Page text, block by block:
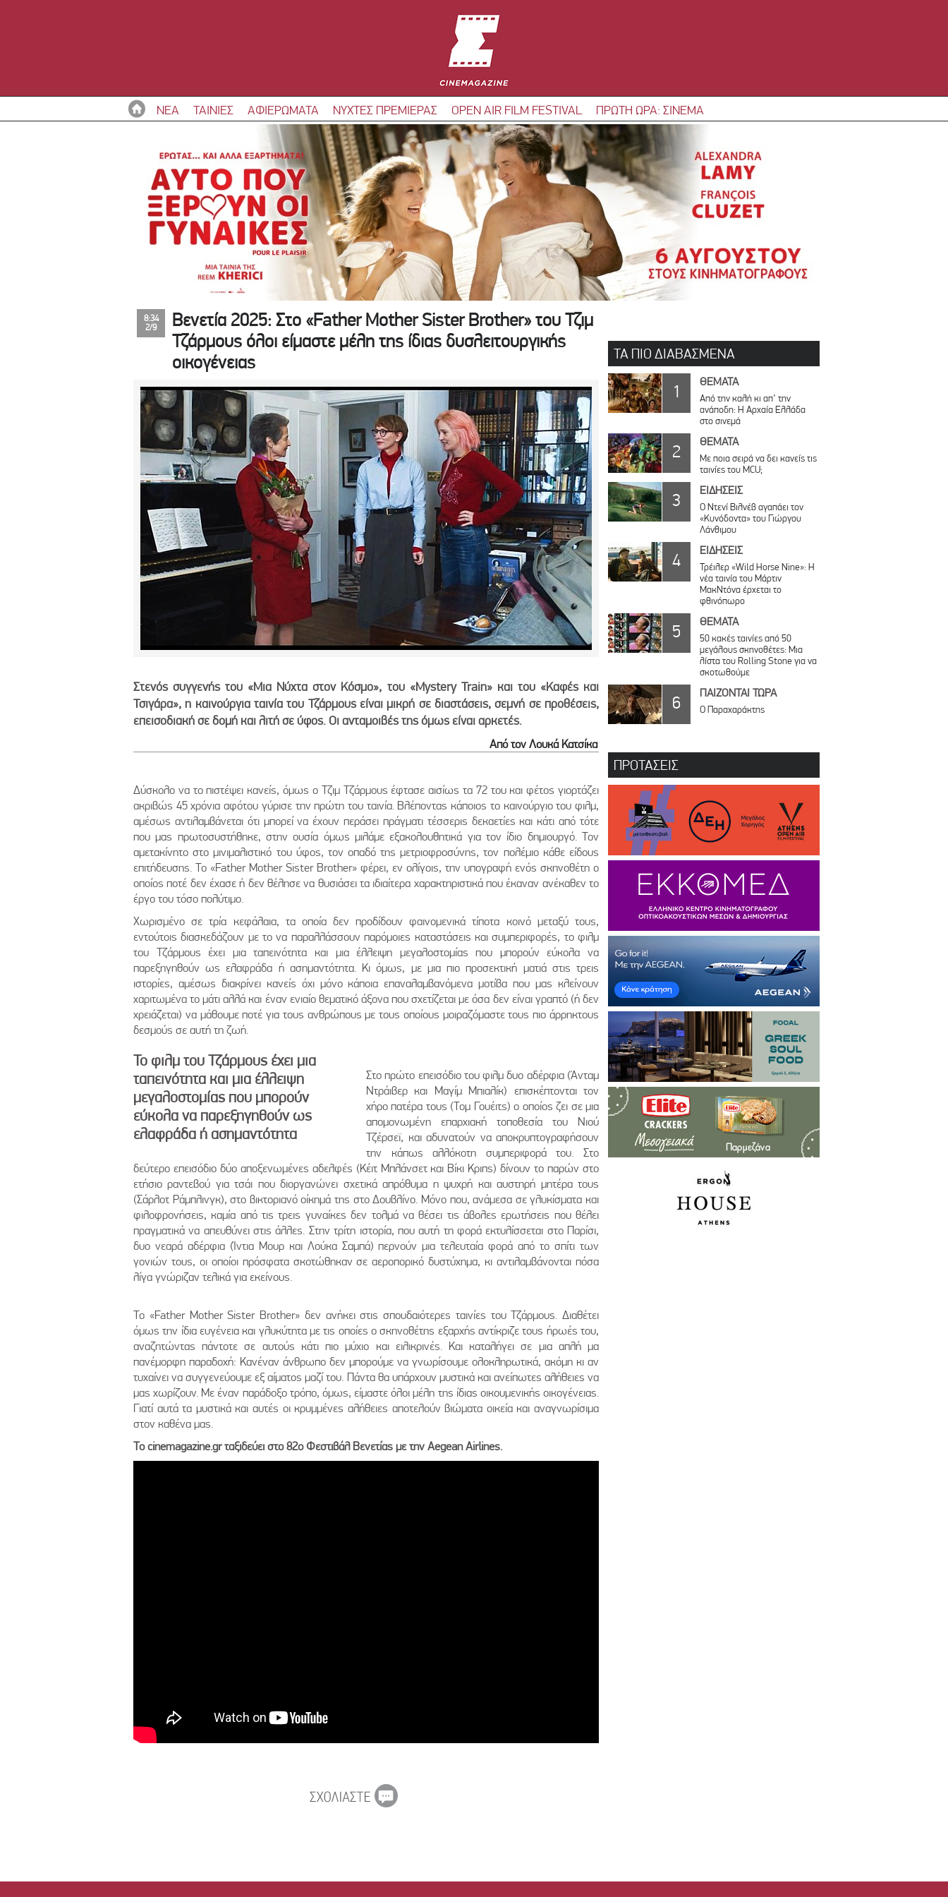
ΝΕΑ ΤΑΙΝΙΕΣ ΑΦΙΕΡΩΜΑΤΑ ΝΥΧΤΕΣ ΠΡΕΜΙΕΡΑΣ OPEN AIR FILM FESTIVAL ΠΡΩΤΗ ΩΡΑ: ΣΙΝΕΜΑ
8:34
2/9
Βενετία 2025: Στο «Father Mother Sister Brother» του Τζιμ
Τζάρμους όλοι είμαστε μέλη της ίδιας δυσλειτουργικής
οικογένειας
Στενός συγγενής του «Μια Νύχτα στον Κόσμο», του «Mystery Train» και του «Καφές και
Τσιγάρα», η καινούργια ταινία του Τζάρμους είναι μικρή σε διαστάσεις, σεμνή σε προθέσεις,
επεισοδιακή σε δομή και λιτή σε ύφος. Οι ανταμοιβές της όμως είναι αρκετές.
Από τον Λουκά Κατσίκα
Δύσκολο να το πιστέψει κανείς, όμως ο Τζιμ Τζάρμους έφτασε αισίως τα 72 του και φέτος γιορτάζει
ακριβώς 45 χρόνια αφότου γύρισε την πρώτη του ταινία. Βλέποντας κάποιος το καινούργιο του φιλμ,
αμέσως αντιλαμβάνεται ότι μπορεί να έχουν περάσει πράγματι τέσσερις δεκαετίες και κάτι από τότε
που μας πρωτοσυστήθηκε, στην ουσία όμως μιλάμε εξακολουθητικά για τον ίδιο δημιουργό. Τον
αμετακίνητο στο μινιμαλιστικό του ύφος, τον οπαδό της μετριοφροσύνης, τον πολέμιο κάθε είδους
επιτήδευσης. Το «Father Mother Sister Brother» φέρει, εν ολίγοις, την υπογραφή ενός σκηνοθέτη ο
οποίος ποτέ δεν έχασε ή δεν θέλησε να θυσιάσει τα ιδιαίτερα χαρακτηριστικά που έκαναν ανέκαθεν το
έργο του τόσο πολύτιμο.
Χωρισμένο σε τρία κεφάλαια, τα οποία δεν προδίδουν φαινομενικά τίποτα κοινό μεταξύ τους,
εντούτοις διασκεδάζουν με το να παραλλάσσουν παρόμοιες καταστάσεις και συμπεριφορές, το φιλμ
του Τζάρμους έχει μια ταπεινότητα και μια έλλειψη μεγαλοστομίας που μπορούν εύκολα να
παρεξηγηθούν ως ελαφράδα ή ασημαντότητα. Κι όμως, με μια πιο προσεκτική ματιά στις τρεις
ιστορίες, αμέσως διακρίνει κανείς όχι μόνο κάποια επαναλαμβανόμενα μοτίβα που μας κλείνουν
χαριτωμένα το μάτι αλλά και έναν ενιαίο θεματικό άξονα που σχετίζεται με όσα δεν είναι γραπτό (ή δεν
χρειάζεται) να μάθουμε ποτέ για τους ανθρώπους με τους οποίους μοιραζόμαστε τους πιο άρρηκτους
δεσμούς σε αυτή τη ζωή.
Το φιλμ του Τζάρμους έχει μια
ταπεινότητα και μια έλλειψη
μεγαλοστομίας που μπορούν
εύκολα να παρεξηγηθούν ως
ελαφράδα ή ασημαντότητα
Στο πρώτο επεισόδιο του φιλμ δυο αδέρφια (Άνταμ
Ντράιβερ και Μαγίμ Μπιαλίκ) επισκέπτονται τον
χήρο πατέρα τους (Τομ Γουέιτς) ο οποίος ζει σε μια
απομονωμένη επαρχιακή τοποθεσία του Νιού
Τζέρσεϊ, και αδυνατούν να αποκρυπτογραφήσουν
την κάπως αλλόκοτη συμπεριφορά του. Στο
δεύτερο επεισόδιο δύο αποξενωμένες αδελφές (Κέιτ Μπλάνσετ και Βίκι Κριπς) δίνουν το παρών στο
ετήσιο ραντεβού για τσάι που διοργανώνει σχετικά απρόθυμα η ψυχρή και αυστηρή μητέρα τους
(Σάρλοτ Ράμπλινγκ), στο βικτοριανό οίκημά της στο Δουβλίνο. Μόνο που, ανάμεσα σε γλυκίσματα και
φιλοφρονήσεις, καμία από τις τρεις γυναίκες δεν τολμά να θέσει τις άβολες ερωτήσεις που θέλει
πραγματικά να απευθύνει στις άλλες. Στην τρίτη ιστορία, που αυτή τη φορά εκτυλίσσεται στο Παρίσι,
δυο νεαρά αδέρφια (Ίντια Μουρ και Λούκα Σαμπά) περνούν μια τελευταία φορά από το σπίτι των
γονιών τους, οι οποίοι πρόσφατα σκοτώθηκαν σε αεροπορικό δυστύχημα, κι αντιλαμβάνονται πόσα
λίγα γνώριζαν τελικά για εκείνους.
Το «Father Mother Sister Brother» δεν ανήκει στις σπουδαιότερες ταινίες του Τζάρμους. Διαθέτει
όμως την ίδια ευγένεια και γλυκύτητα με τις οποίες ο σκηνοθέτης εξαρχής αντίκριζε τους ήρωές του,
αναζητώντας πάντοτε σε αυτούς κάτι πιο μύχιο και ειλικρινές. Και καταλήγει σε μια απλή μα
πανέμορφη παραδοχή: Κανέναν άνθρωπο δεν μπορούμε να γνωρίσουμε ολοκληρωτικά, ακόμη κι αν
τυχαίνει να συγγενεύουμε εξ αίματος μαζί του. Πάντα θα υπάρχουν μυστικά και ανείπωτες αλήθειες να
μας χωρίζουν. Με έναν παράδοξο τρόπο, όμως, είμαστε όλοι μέλη της ίδιας οικουμενικής οικογένειας.
Γιατί αυτά τα μυστικά και αυτές οι κρυμμένες αλήθειες αποτελούν βιώματα οικεία και αναγνωρίσιμα
στον καθένα μας.
Το cinemagazine.gr ταξιδεύει στο 82ο Φεστιβάλ Βενετίας με την Aegean Airlines.
ΤΑ ΠΙΟ ΔΙΑΒΑΣΜΕΝΑ
1 ΘΕΜΑΤΑ
Από την καλή κι απ’ την
ανάποδη: Η Αρχαία Ελλάδα
στο σινεμά
2 ΘΕΜΑΤΑ
Με ποια σειρά να δει κανείς τις
ταινίες του MCU;
3 ΕΙΔΗΣΕΙΣ
Ο Ντενί Βιλνέβ αγαπάει τον
«Κυνόδοντα» του Γιώργου
Λάνθιμου
4 ΕΙΔΗΣΕΙΣ
Τρέιλερ «Wild Horse Nine»: Η
νέα ταινία του Μάρτιν
ΜακΝτόνα έρχεται το
φθινόπωρο
5 ΘΕΜΑΤΑ
50 κακές ταινίες από 50
μεγάλους σκηνοθέτες: Μια
λίστα του Rolling Stone για να
σκοτωθούμε
6 ΠΑΙΖΟΝΤΑΙ ΤΩΡΑ
Ο Παραχαράκτης
ΠΡΟΤΑΣΕΙΣ